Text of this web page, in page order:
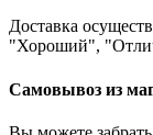
Доставка
"Хороший",
Самовывоз из